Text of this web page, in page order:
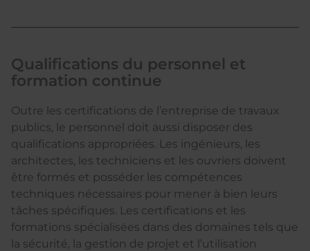
Qualifications du personnel et
formation continue
Outre les certifications de l’entreprise de travaux
publics, le personnel doit aussi disposer des
qualifications appropriées. Les ingénieurs, les
architectes, les techniciens et les ouvriers doivent
être formés et posséder les compétences
techniques nécessaires pour mener à bien leurs
tâches spécifiques. Les certifications et les
formations spécialisées dans des domaines tels que
la sécurité, la gestion de projet et l’utilisation